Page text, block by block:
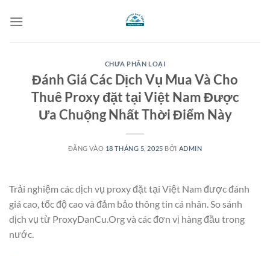
qua
CHƯA PHÂN LOẠI
Đánh Giá Các Dịch Vụ Mua Và Cho
Thuê Proxy đặt tại Việt Nam Được
Ưa Chuộng Nhất Thời Điểm Này
ĐĂNG VÀO 18 THÁNG 5, 2025 BỞI ADMIN
Trải nghiệm các dịch vụ proxy đặt tại Việt Nam được đánh
giá cao, tốc độ cao và đảm bảo thông tin cá nhân. So sánh
dịch vụ từ ProxyDanCu.Org và các đơn vị hàng đầu trong
nước.